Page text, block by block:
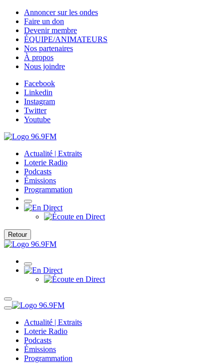
Annoncer sur les ondes
Faire un don
Devenir membre
ÉQUIPE/ANIMATEURS
Nos partenaires
À propos
Nous joindre
Facebook
Linkedin
Instagram
Twitter
Youtube
Actualité | Extraits
Loterie Radio
Podcasts
Émissions
Programmation
Retour
Actualité | Extraits
Loterie Radio
Podcasts
Émissions
Programmation